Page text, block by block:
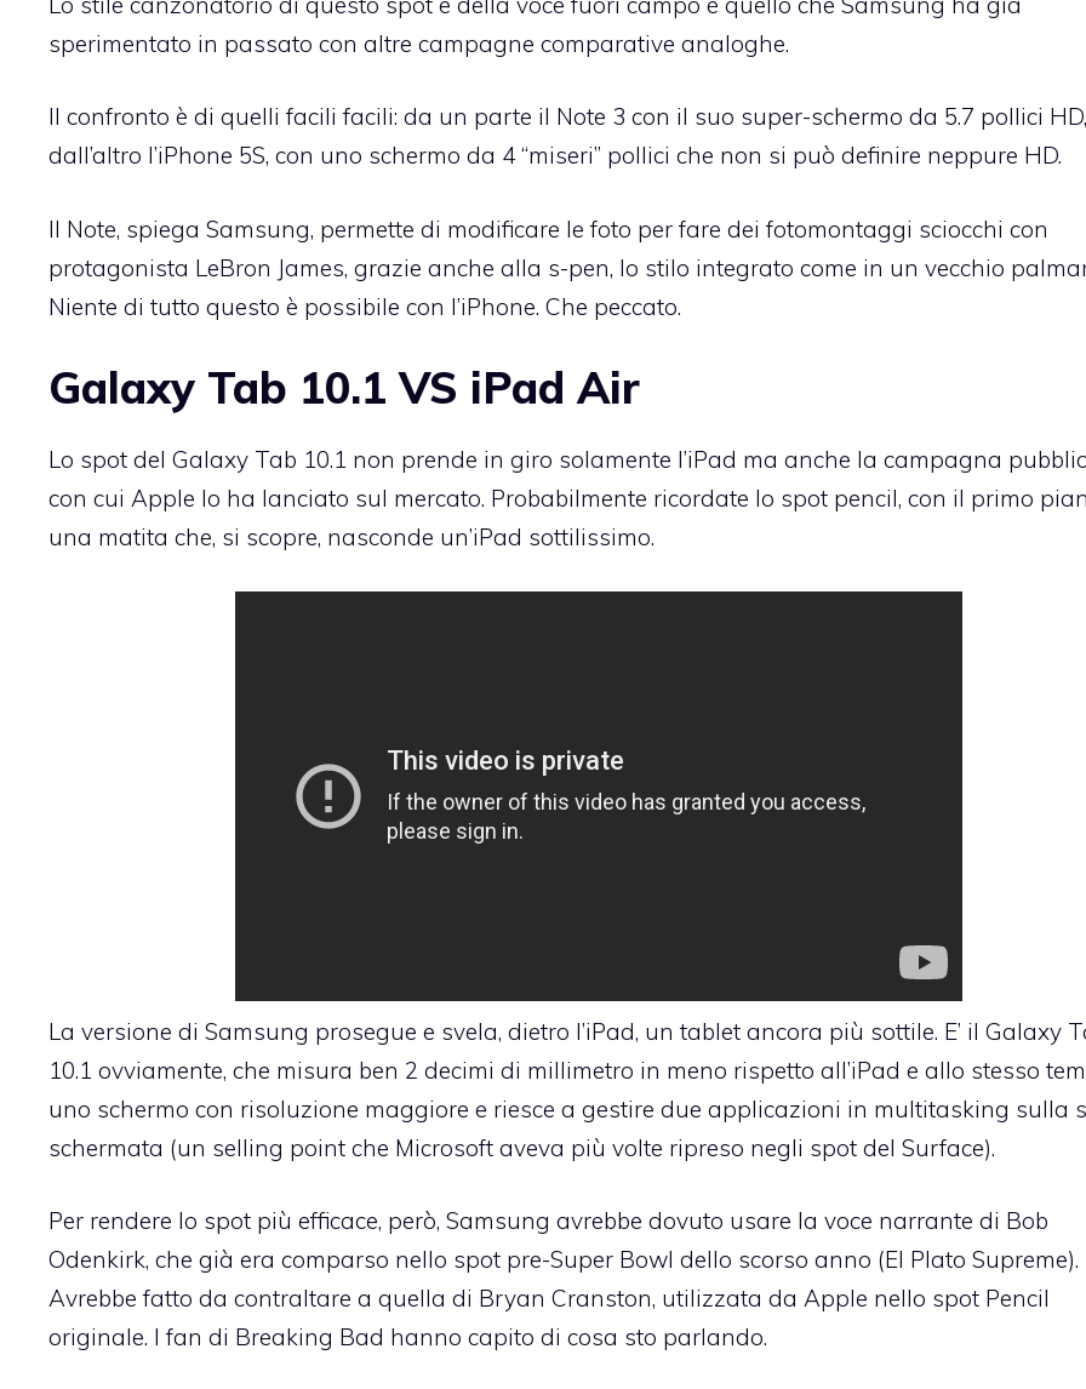
sperimentato in passato con altre campagne comparative analoghe.
Il confronto è di quelli facili facili: da un parte il Note 3 con il suo super-schermo da 5.7 pollici HD,
dall’altro l’iPhone 5S, con uno schermo da 4 “miseri” pollici che non si può definire neppure HD.
Il Note, spiega Samsung, permette di modificare le foto per fare dei fotomontaggi sciocchi con
protagonista LeBron James, grazie anche alla s-pen, lo stilo integrato come in un vecchio
Niente di tutto questo è possibile con l’iPhone. Che peccato.
Galaxy Tab 10.1 VS iPad Air
Lo spot del Galaxy Tab 10.1 non prende in giro solamente l’iPad ma anche la campagna
con cui Apple lo ha lanciato sul mercato. Probabilmente ricordate lo spot pencil, con il primo
una matita che, si scopre, nasconde un’iPad sottilissimo.
La versione di Samsung prosegue e svela, dietro l’iPad, un tablet ancora più sottile. E’ il Galaxy
10.1 ovviamente, che misura ben 2 decimi di millimetro in meno rispetto all’iPad e allo stesso
uno schermo con risoluzione maggiore e riesce a gestire due applicazioni in multitasking sulla
schermata (un selling point che Microsoft aveva più volte ripreso negli spot del Surface).
Per rendere lo spot più efficace, però, Samsung avrebbe dovuto usare la voce narrante di Bob
Odenkirk, che già era comparso nello spot pre-Super Bowl dello scorso anno (El Plato Supreme).
Avrebbe fatto da contraltare a quella di Bryan Cranston, utilizzata da Apple nello spot Pencil
originale. I fan di Breaking Bad hanno capito di cosa sto parlando.